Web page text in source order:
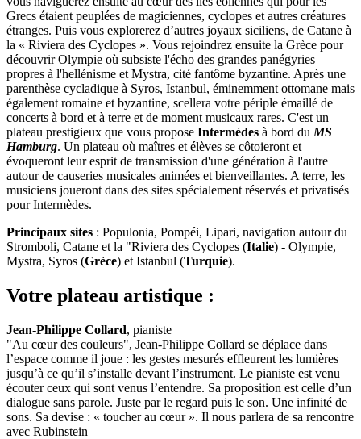
Grecs étaient peuplées de magiciennes, cyclopes et autres créatures
étranges. Puis vous explorerez d’autres joyaux siciliens, de Catane à
la « Riviera des Cyclopes ». Vous rejoindrez ensuite la Grèce pour
découvrir Olympie où subsiste l'écho des grandes panégyries
propres à l'hellénisme et Mystra, cité fantôme byzantine. Après une
parenthèse cycladique à Syros, Istanbul, éminemment ottomane mais
également romaine et byzantine, scellera votre périple émaillé de
concerts à bord et à terre et de moment musicaux rares. C'est un
plateau prestigieux que vous propose Intermèdes à bord du MS
Hamburg. Un plateau où maîtres et élèves se côtoieront et
évoqueront leur esprit de transmission d'une génération à l'autre
autour de causeries musicales animées et bienveillantes. A terre, les
musiciens joueront dans des sites spécialement réservés et privatisés
pour Intermèdes.
Principaux sites : Populonia, Pompéi, Lipari, navigation autour du
Stromboli, Catane et la "Riviera des Cyclopes (Italie) - Olympie,
Mystra, Syros (Grèce) et Istanbul (Turquie).
Votre plateau artistique :
Jean-Philippe Collard, pianiste
"Au cœur des couleurs", Jean-Philippe Collard se déplace dans
l’espace comme il joue : les gestes mesurés effleurent les lumières
jusqu’à ce qu’il s’installe devant l’instrument. Le pianiste est venu
écouter ceux qui sont venus l’entendre. Sa proposition est celle d’un
dialogue sans parole. Juste par le regard puis le son. Une infinité de
sons. Sa devise : « toucher au cœur ». Il nous parlera de sa rencontre
avec Rubinstein